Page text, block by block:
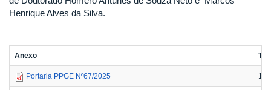
Henrique Alves da Silva.
Anexo
Portaria PPGE Nº67/2025